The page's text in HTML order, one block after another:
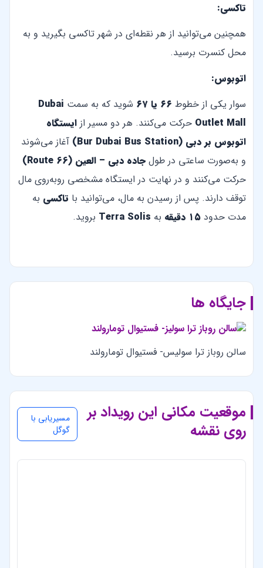
تاکسی:
همچنین می‌توانید از هر نقطه‌ای در شهر تاکسی بگیرید و به
محل کنسرت برسید.
اتوبوس:
سوار یکی از خطوط ۶۶ یا ۶۷ شوید که به سمت Dubai
Outlet Mall حرکت می‌کنند. هر دو مسیر از ایستگاه
اتوبوس بر دبی (Bur Dubai Bus Station)
آغاز می‌شوند
و به‌صورت ساعتی در طول جاده دبی – العین (Route 66)
حرکت می‌کنند و در نهایت در ایستگاه مشخصی روبه‌روی مال
توقف دارند. پس از رسیدن به مال، می‌توانید با تاکسی به
مدت حدود ۱۵ دقیقه به Terra Solis بروید.
جایگاه ها
سالن روباز ترا سولیس- فستیوال تومارولند
موقعیت مکانی این رویداد بر
روی نقشه
مسیریابی با
گوگل